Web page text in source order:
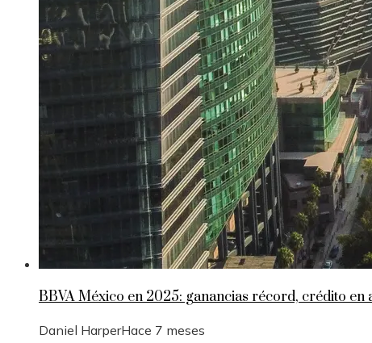
BBVA México en 2025: ganancias récord, crédito
Daniel HarperHace 7 meses